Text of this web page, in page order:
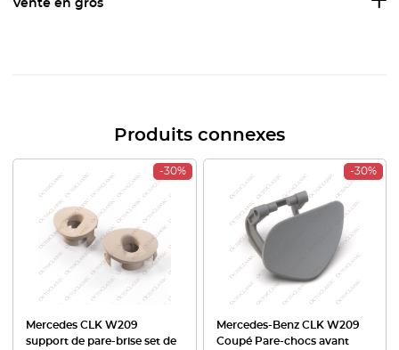
Vente en gros
Produits connexes
-30%
Mercedes CLK W209
support de pare-brise set de
-30%
Mercedes-Benz CLK W209
Coupé Pare-chocs avant